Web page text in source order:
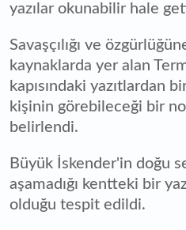
yazılar okunabilir hale
Savaşçılığı ve
kaynaklarda yer alan
kapısındaki yazıtlardan
kişinin görebileceği bir
belirlendi.
Büyük İskender'in doğu
aşamadığı kentteki bir
olduğu tespit edildi.